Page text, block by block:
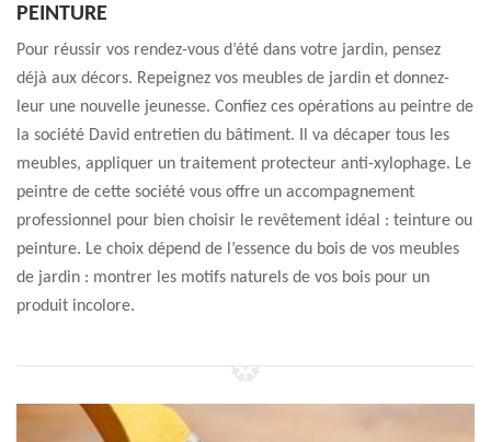
PEINTURE
Pour réussir vos rendez-vous d’été dans votre jardin, pensez
déjà aux décors. Repeignez vos meubles de jardin et donnez-
leur une nouvelle jeunesse. Confiez ces opérations au peintre de
la société David entretien du bâtiment. Il va décaper tous les
meubles, appliquer un traitement protecteur anti-xylophage. Le
peintre de cette société vous offre un accompagnement
professionnel pour bien choisir le revêtement idéal : teinture ou
peinture. Le choix dépend de l’essence du bois de vos meubles
de jardin : montrer les motifs naturels de vos bois pour un
produit incolore.